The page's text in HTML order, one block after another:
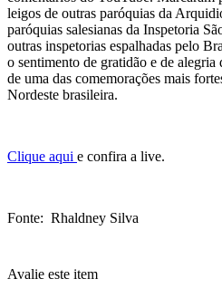
leigos de outras paróquias da
paróquias salesianas da Inspetoria
outras inspetorias espalhadas pelo
o sentimento de gratidão e de
de uma das comemorações mais
Nordeste brasileira.
Clique aqui e confira a live.
Fonte: Rhaldney Silva
Avalie este item